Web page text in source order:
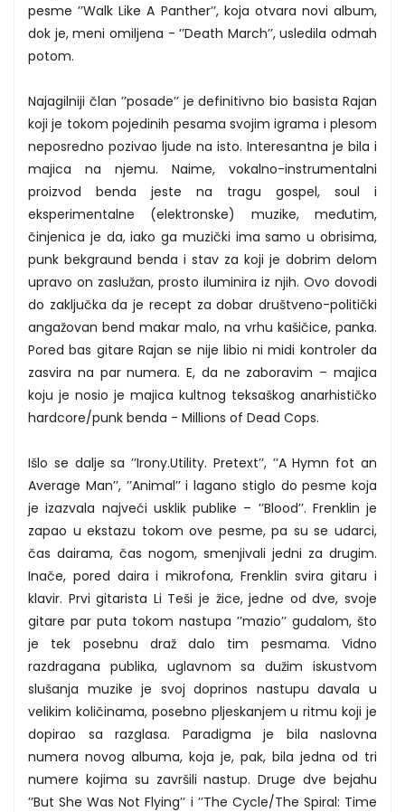
pesme ’’Walk Like A Panther’’, koja otvara novi album,
dok je, meni omiljena - ’’Death March’’, usledila odmah
potom.
Najagilniji član ’’posade’’ je definitivno bio basista Rajan
koji je tokom pojedinih pesama svojim igrama i plesom
neposredno pozivao ljude na isto. Interesantna je bila i
majica na njemu. Naime, vokalno-instrumentalni
proizvod benda jeste na tragu gospel, soul i
eksperimentalne (elektronske) muzike, međutim,
činjenica je da, iako ga muzički ima samo u obrisima,
punk bekgraund benda i stav za koji je dobrim delom
upravo on zaslužan, prosto iluminira iz njih. Ovo dovodi
do zaključka da je recept za dobar društveno-politički
angažovan bend makar malo, na vrhu kašičice, panka.
Pored bas gitare Rajan se nije libio ni midi kontroler da
zasvira na par numera. E, da ne zaboravim – majica
koju je nosio je majica kultnog teksaškog anarhističko
hardcore/punk benda - Millions of Dead Cops.
Išlo se dalje sa ’’Irony.Utility. Pretext’’, ’’A Hymn fot an
Average Man’’, ’’Animal’’ i lagano stiglo do pesme koja
je izazvala najveći usklik publike – ’’Blood’’. Frenklin je
zapao u ekstazu tokom ove pesme, pa su se udarci,
čas dairama, čas nogom, smenjivali jedni za drugim.
Inače, pored daira i mikrofona, Frenklin svira gitaru i
klavir. Prvi gitarista Li Teši je žice, jedne od dve, svoje
gitare par puta tokom nastupa ’’mazio’’ gudalom, što
je tek posebnu draž dalo tim pesmama. Vidno
razdragana publika, uglavnom sa dužim iskustvom
slušanja muzike je svoj doprinos nastupu davala u
velikim količinama, posebno pljeskanjem u ritmu koji je
dopirao sa razglasa. Paradigma je bila naslovna
numera novog albuma, koja je, pak, bila jedna od tri
numere kojima su završili nastup. Druge dve bejahu
’’But She Was Not Flying’’ i ’’The Cycle/The Spiral: Time